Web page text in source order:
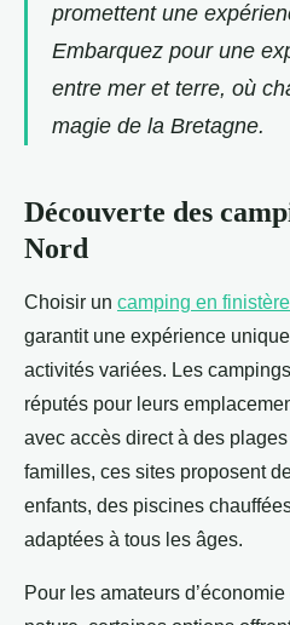
promettent une
Embarquez pour une
entre mer et terre, où
magie de la Bretagne.
Découverte des
Nord
Choisir un camping en
garantit une expérience
activités variées. Les
réputés pour leurs
avec accès direct à des
familles, ces sites proposent
enfants, des piscines
adaptées à tous les âges.
Pour les amateurs